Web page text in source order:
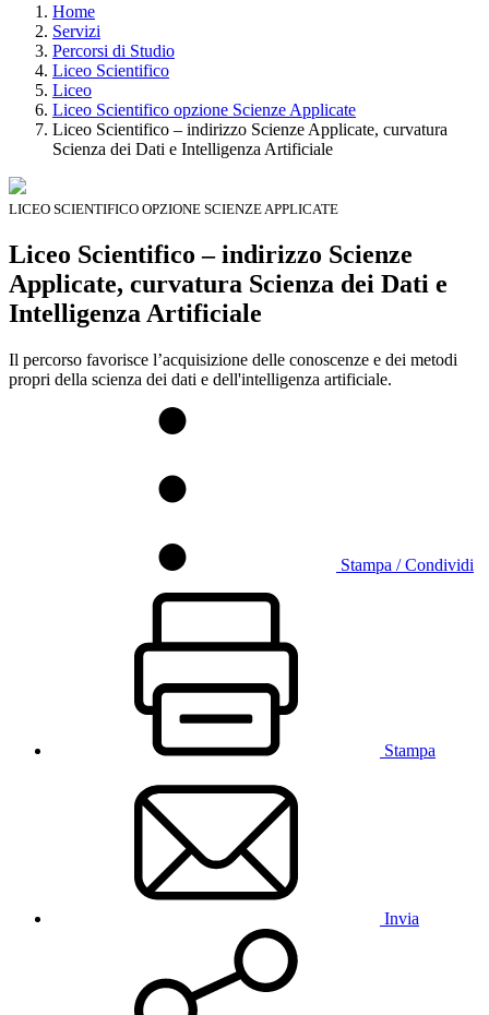
Home
Servizi
Percorsi di Studio
Liceo Scientifico
Liceo
Liceo Scientifico opzione Scienze Applicate
Liceo Scientifico – indirizzo Scienze Applicate, curvatura
Scienza dei Dati e Intelligenza Artificiale
LICEO SCIENTIFICO OPZIONE SCIENZE APPLICATE
Liceo Scientifico – indirizzo Scienze
Applicate, curvatura Scienza dei Dati e
Intelligenza Artificiale
Il percorso favorisce l’acquisizione delle conoscenze e dei metodi
propri della scienza dei dati e dell'intelligenza artificiale.
Stampa / Condividi
Stampa
Invia